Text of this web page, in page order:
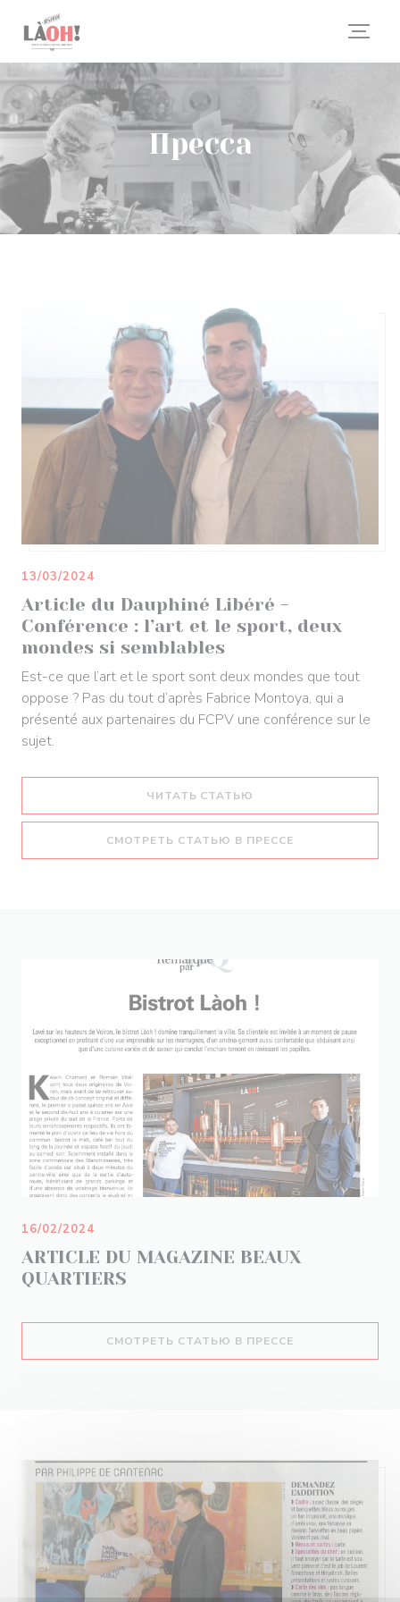
Панель управления cookies
Пресса
Article du Dauphiné Libéré -
Conférence : l’art et le sport, deux
mondes si semblables
13/03/2024
Est-ce que l’art et le sport sont deux mondes que tout
oppose ? Pas du tout d’après Fabrice Montoya, qui a
présenté aux partenaires du FCPV une conférence sur le
sujet.
ЧИТАТЬ СТАТЬЮ
СМОТРЕТЬ СТАТЬЮ В ПРЕССЕ((ОТКРЫВАЕТСЯ
ARTICLE DU MAGAZINE BEAUX
QUARTIERS
16/02/2024
СМОТРЕТЬ СТАТЬЮ В ПРЕССЕ((ОТКРЫВАЕТСЯ